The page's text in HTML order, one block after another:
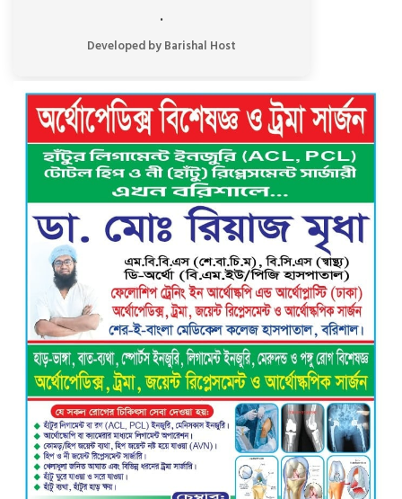
চড়া দামে পচা মাছ বিক্রি! বরিশাল রুপাতলী
বরিশালে রিহ্যাব হেলথ কেয়ার এন্ড নার্সিং
হোম এর শুভ উদ্বোধন
বাকেরগঞ্জে জমির দ্বন্দ্বে হামলা-মামলার
ষড়যন্ত্রে লিপ্ত ভাতিজার বিরুদ্ধে চাচার সংবাদ
সম্মেলন
কলসকাঠীতে সিটি এজেন্ট ব্যাংক
আউটলেটের শুভ উদ্বোধন, গ্রাহকদের ব্যাংকিং
সেবা সম্পর্কে অবহিতকরণ
রাজাপুরে লঞ্চঘাটে গাঁজা-ইয়াবা সেবনের
আসর ভেঙে দিল ভ্রাম্যমাণ আদালত, ৩
মাদকসেবির কারাদণ্ড
.
Developed by Barishal Host